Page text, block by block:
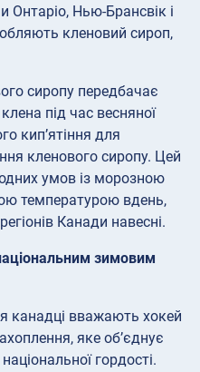
Онтаріо, Нью-Брансвік і
кленовий сироп,
сиропу передбачає
під час весняної
кип’ятіння для
кленового сиропу. Цей
умов із морозною
температурою вдень,
Канади навесні.
зимовим
канадці вважають хокей
яке об’єднує
гордості.